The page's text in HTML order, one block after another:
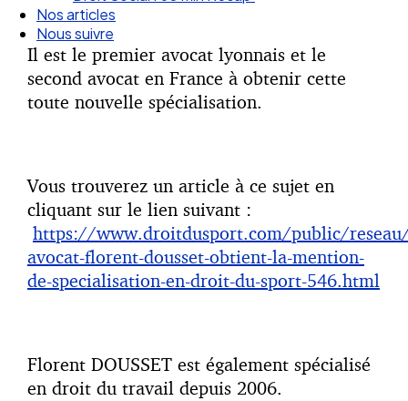
Droit Social : 60 min Recap’
Nos articles
Nous suivre
Il est le premier avocat lyonnais et le
second avocat en France à obtenir cette
toute nouvelle spécialisation.
Vous trouverez un article à ce sujet en
cliquant sur le lien suivant :
https://www.droitdusport.com/public/
avocat-florent-dousset-obtient-la-mention-
de-specialisation-en-droit-du-sport-546.html
Florent DOUSSET est également spécialisé
en droit du travail depuis 2006.